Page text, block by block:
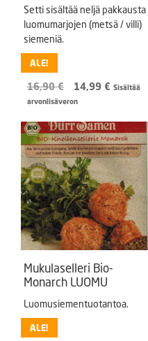
Setti sisältää neljä pakkausta
luomumarjojen (metsä / villi)
siemeniä.
ALE!
16,90€
Alkuperäinen
hinta
16,90 €.
14,99 € Nykyinen
14,99 €.
Sisältää
arvonlisäveron
Mukulaselleri Bio-
Monarch LUOMU
Luomusiementuotantoa.
ALE!